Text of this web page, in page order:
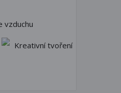
vzduchu
Kreativní tvoření